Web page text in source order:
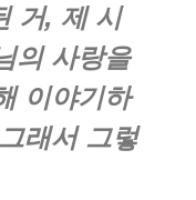
거, 제 시
의 사랑을
이야기하
래서 그렇